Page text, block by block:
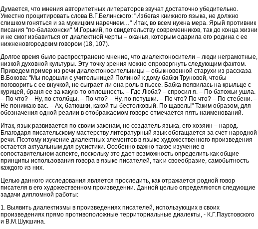
Думается, что мнения авторитетных литераторов звучат достаточно убедительно.
Уместно процитировать слова В.Г.Белинского: "Избегая книжного языка, не должно
слишком гоняться и за мужицким наречием…" Итак, во всем нужна мера. Ярый противник
писания "по-балахонски" М.Горький, по свидетельству современников, так до конца жизни
и не смог избавиться от диалектной черты – оканья, которым одарила его родина с ее
нижненовгородским говором (18, 107).
Долгое время было распространено мнение, что диалектоносители – люди неграмотные,
низкой духовной культуры. Эту точку зрения можно опровергнуть следующим фактом.
Приведем пример из речи диалектоносительницы – обыкновенной старухи из рассказа
В.Бокова: "Мы подошли с учительницей Полиной к дому бабки Труновой, чтобы
поговорить с ее внучкой, не сыграет ли она роль в пьесе. Бабка появилась на крыльце с
курицей, браня ее за какую-то оплошность. – Где Люба? – спросил я. – По батожьи ушла.
– По что? – Ну, по столбцы. – По что? – Ну, по петушки. – По что? По что? – По стебени. –
Не понимаю вас. – Ах, батюшки, какой ты бестолковый. По щавель!" Таким образом, для
обозначения одной реалии в отображаемом говоре отмечается пять наименований.
Итак, язык развивается по своим законам, но создатель языка, его хозяин – народ.
Благодаря писательскому мастерству литературный язык обогащается за счет народной
речи. Поэтому изучение диалектных элементов в языке художественного произведения
остается актуальным для русистики. Особенно важно такое изучение в
сопоставительном аспекте, поскольку это дает возможность определить как общие
принципы использования говора в языке писателей, так и своеобразие, самобытность
каждого из них.
Целью данного исследования является проследить, как отражается родной говор
писателя в его художественном произведении. Данной целью определяются следующие
задачи дипломной работы:
1. Выявить диалектизмы в произведениях писателей, использующих в своих
произведениях прямо противоположные территориальные диалекты, - К.Г.Паустовского
и В.М.Шукшина.